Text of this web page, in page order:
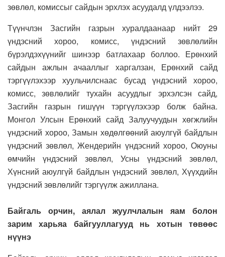
зөвлөл, комиссыг сайдын эрхлэх асуудалд үлдээлээ.
Түүнчлэн Засгийн газрын хуралдаанаар нийт 29
үндэсний хороо, комисс, үндэсний зөвлөлийн
бүрэлдэхүүнийг шинээр батлахаар боллоо. Ерөнхий
сайдын ажлын ачааллыг харгалзан, Ерөнхий сайд
тэргүүлэхээр хуульчилснаас бусад үндэсний хороо,
комисс, зөвлөлийг тухайн асуудлыг эрхэлсэн сайд,
Засгийн газрын гишүүн тэргүүлэхээр болж байна.
Монгол Улсын Ерөнхий сайд Залуучуудын хөгжлийн
үндэсний хороо, Замын хөдөлгөөний аюулгүй байдлын
үндэсний зөвлөл, Жендерийн үндэсний хороо, Оюуны
өмчийн үндэсний зөвлөл, Усны үндэсний зөвлөл,
Хүнсний аюулгүй байдлын үндэсний зөвлөл, Хүүхдийн
үндэсний зөвлөлийг тэргүүлж ажиллана.
Байгаль орчин, аялал жуулчлалын яам болон
зарим харьяа байгууллагууд нь хотын төвөөс
нүүнэ